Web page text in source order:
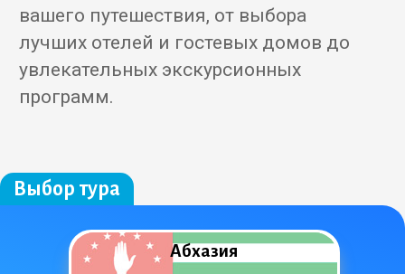
вашего путешествия, от выбора
лучших отелей и гостевых домов до
увлекательных экскурсионных
программ.
Выбор тура
Абхазия